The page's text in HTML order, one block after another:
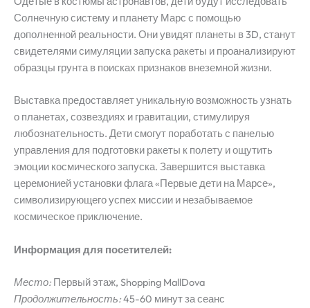
Солнечную систему и планету Марс с помощью
дополненной реальности. Они увидят планеты в 3D, станут
свидетелями симуляции запуска ракеты и проанализируют
образцы грунта в поисках признаков внеземной жизни.
Выставка предоставляет уникальную возможность узнать
о планетах, созвездиях и гравитации, стимулируя
любознательность. Дети смогут поработать с панелью
управления для подготовки ракеты к полету и ощутить
эмоции космического запуска. Завершится выставка
церемонией установки флага «Первые дети на Марсе»,
символизирующего успех миссии и незабываемое
космическое приключение.
Информация для посетителей:
Место:Первый этаж, Shopping MallDova
Продолжительность:45-60 минут за сеанс